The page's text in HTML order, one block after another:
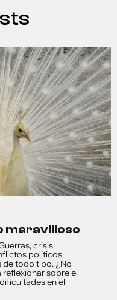
maravilloso
crisis
políticos,
de todo tipo. ¿No
sobre el
en el